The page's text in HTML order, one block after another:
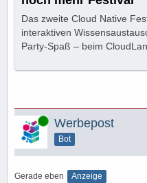
Das zweite Cloud Native
interaktiven
Party-Spaß – beim
Online Werbepost
Bot
Gerade eben Anzeige